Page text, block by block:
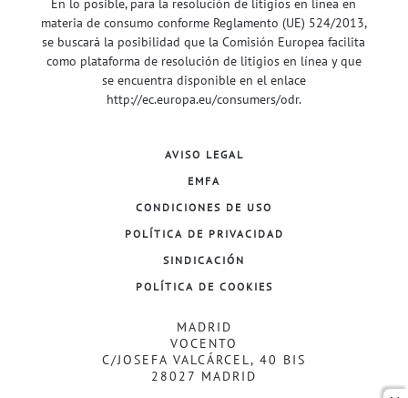
materia de consumo conforme Reglamento (UE) 524/2013,
se buscará la posibilidad que la Comisión Europea facilita
como plataforma de resolución de litigios en línea y que
se encuentra disponible en el enlace
http://ec.europa.eu/consumers/odr.
AVISO LEGAL
EMFA
CONDICIONES DE USO
POLÍTICA DE PRIVACIDAD
SINDICACIÓN
POLÍTICA DE COOKIES
MADRID
VOCENTO
C/JOSEFA VALCÁRCEL, 40 BIS
28027 MADRID